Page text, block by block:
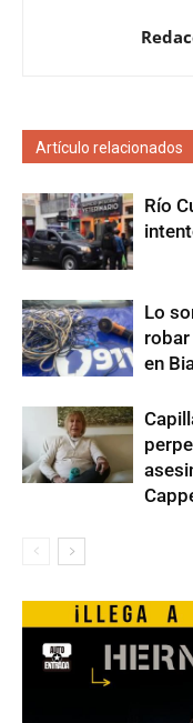
Artículo relacionados
Río
Lo
en